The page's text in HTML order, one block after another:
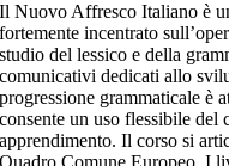
Il Nuovo Affresco Italiano è
fortemente incentrato
studio del lessico e della
comunicativi dedicati allo
progressione grammaticale è
consente un uso flessibile del
apprendimento. Il corso si
Quadro Comune Europeo. I